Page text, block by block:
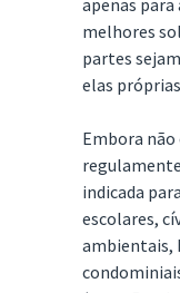
apenas
melhores
partes
elas
Embora
indicada
escolares,
ambientais,